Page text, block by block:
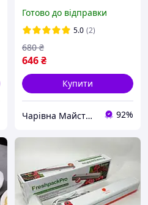
Готово до відправки
5.0 (2)
646₴
680 ₴
Купити
Чарівна Майстерня 92%